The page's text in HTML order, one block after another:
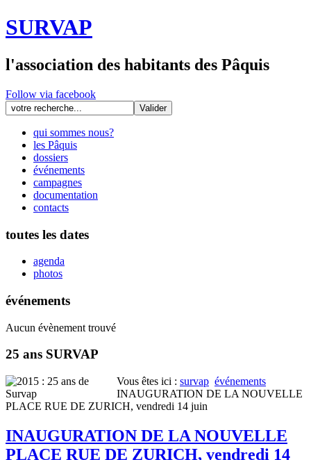
SURVAP
l'association des habitants des Pâquis
Follow via facebook
qui sommes nous?
les Pâquis
dossiers
événements
campagnes
documentation
contacts
toutes les dates
agenda
photos
événements
Aucun évènement trouvé
25 ans SURVAP
Vous êtes ici : survap événements
INAUGURATION DE LA NOUVELLE
PLACE RUE DE ZURICH, vendredi 14 juin
INAUGURATION DE LA NOUVELLE
PLACE RUE DE ZURICH, vendredi 14